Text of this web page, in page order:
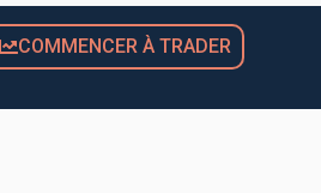
COMMENCER À TRADER